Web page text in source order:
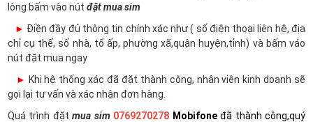
lòng bấm vào nút đặt mua sim
► Điền đầy đủ thông tin chính xác như ( số điện thoại liên hệ, địa
chỉ cụ thể, số nhà, tổ ấp, phường xã,quận huyện,tỉnh) và bấm váo
nút đặt mua ngay
► Khi hệ thống xác đã đặt thành công, nhân viên kinh doanh sẽ
gọi lại tư vấn và xác nhận đơn hàng.
Quá trình đặtmua sim 0769270278 Mobifoneđã thành công,quý